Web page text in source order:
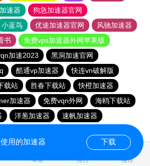
速器
狗急加速器官网
小蓝鸟 优途加速器官网
风驰加速器
书
免费vps加速器外网苹果版
加速2023
黑洞加速官网
酷通vp加速器
快连vn破解版
载站 胜春下载站
快橙加速器
加速器 免费vqn外网
海鸥下载站
洋葱加速器
速帆加速器
苹果 排行 推荐
用的加速器 下载
0.037544s